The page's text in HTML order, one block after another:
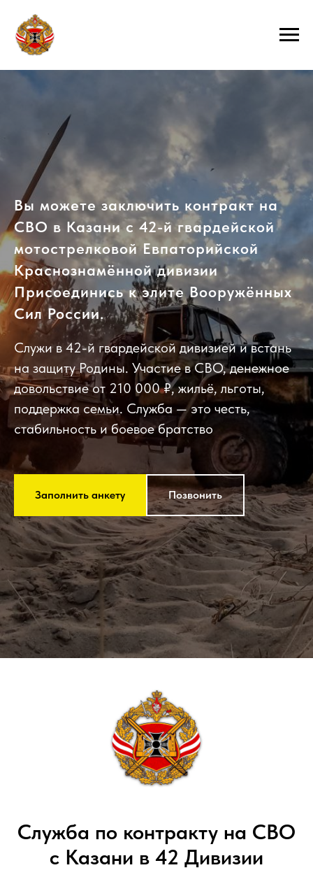
Вы можете заключить контракт на
СВО в Казани с 42-й гвардейской
мотострелковой Евпаторийской
Краснознамённой дивизии
Присоединись к элите Вооружённых
Сил России.
Служи в 42-й гвардейской дивизией и встань
на защиту Родины. Участие в СВО, денежное
довольствие от 210 000 ₽, жильё, льготы,
поддержка семьи. Служба — это честь,
стабильность и боевое братство
Заполнить анкету Позвонить
Служба по контракту на СВО
с Казани в 42 Дивизии